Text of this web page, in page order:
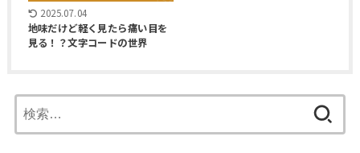
2025.07.04
地味だけど軽く見たら痛い目を
見る！？文字コードの世界
索: